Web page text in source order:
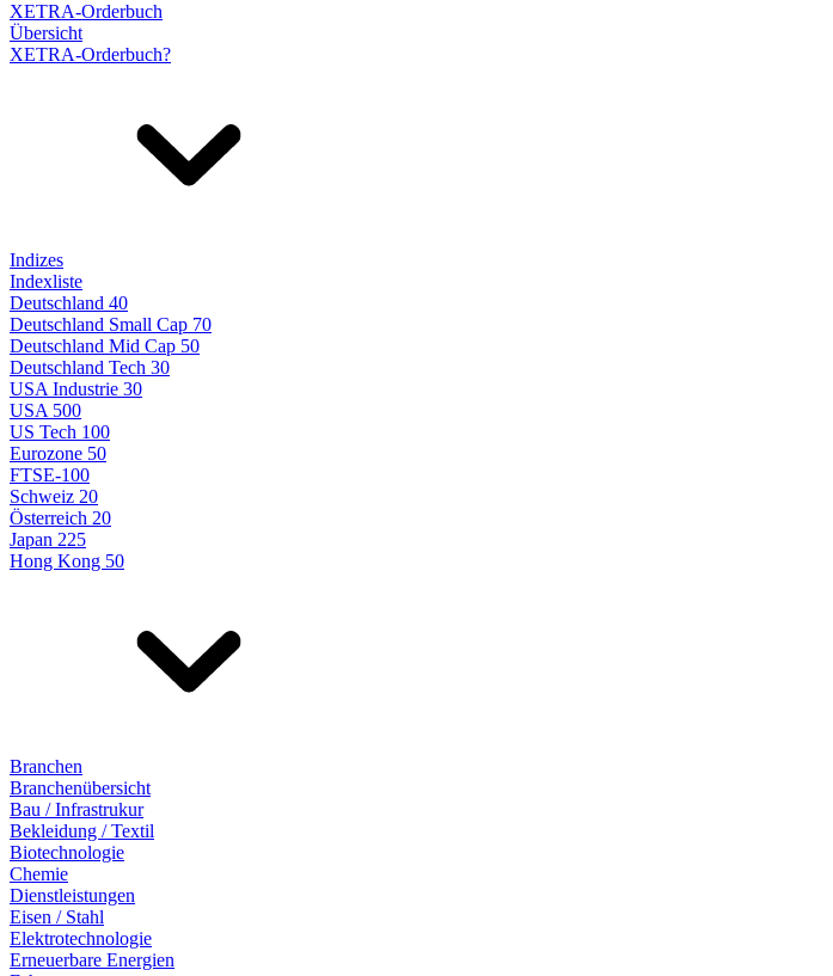
XETRA-Orderbuch
Übersicht
XETRA-Orderbuch?
Indizes
Indexliste
Deutschland 40
Deutschland Small Cap 70
Deutschland Mid Cap 50
Deutschland Tech 30
USA Industrie 30
USA 500
US Tech 100
Eurozone 50
FTSE-100
Schweiz 20
Österreich 20
Japan 225
Hong Kong 50
Branchen
Branchenübersicht
Bau / Infrastrukur
Bekleidung / Textil
Biotechnologie
Chemie
Dienstleistungen
Eisen / Stahl
Elektrotechnologie
Erneuerbare Energien